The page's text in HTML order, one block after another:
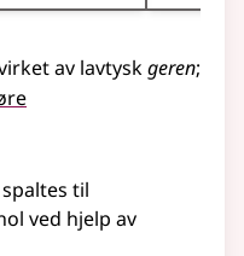
av lavtyskgeren;
til
ved hjelp av